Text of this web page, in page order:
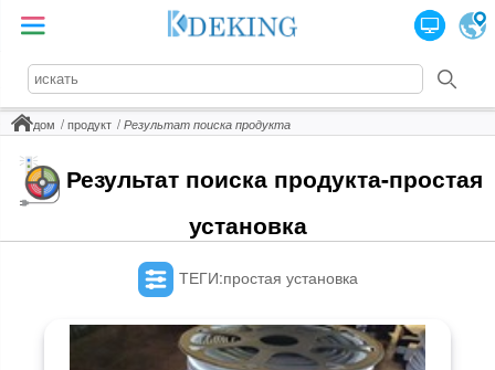
дом продукт Результат поиска продукта
Результат поиска продукта-простая
установка
ТЕГИ:простая установка